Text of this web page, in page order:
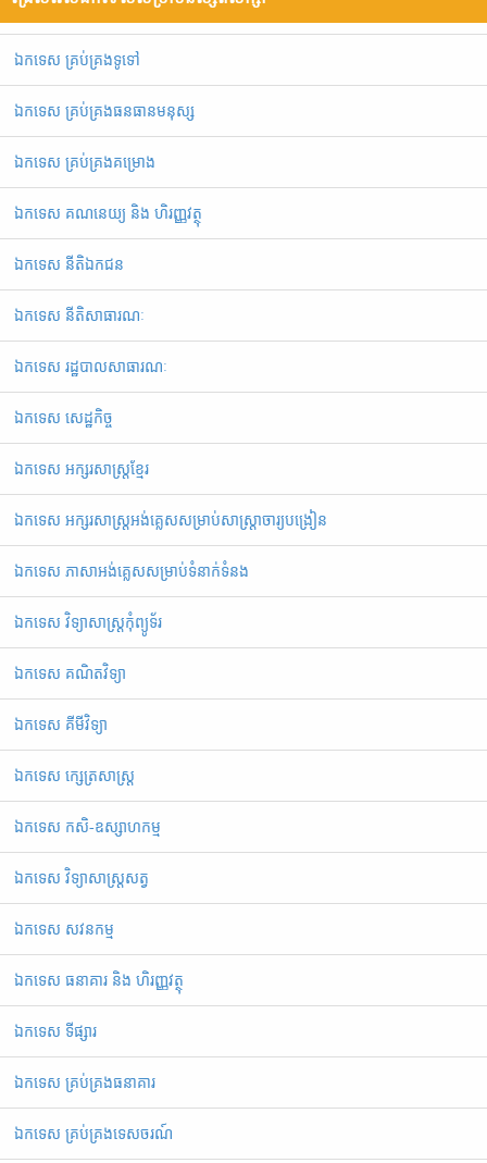
ឯ​ក​ទេស​ ​គ្រប់គ្រង​ទូទៅ
ឯកទេស គ្រប់គ្រងធនធានមនុស្ស
ឯកទេស គ្រប់គ្រងគម្រោង
ឯកទេស គណនេយ្យ និង ហិរញ្ញវត្ថុ
ឯកទេស នីតិឯកជន
ឯកទេស នីតិសាធារណៈ
ឯកទេស រដ្ឋបាលសាធារណៈ
ឯកទេស សេដ្ឋកិច្ច
ឯកទេស អក្សរសាស្ត្រខ្មែរ
ឯ​ក​ទេស​ ​អក្សរសាស្ត្រអង់គ្លេសសម្រាប់សាស្ត្រាចារ្យបង្រៀន
ឯកទេស ភាសាអង់គ្លេសសម្រាប់ទំនាក់ទំនង
ឯកទេស វិទ្យាសាស្រ្តកុំព្យូទ័រ
ឯកទេស គណិតវិទ្យា
ឯកទេស គីមីវិទ្យា
ឯកទេស ក្សេត្រសាស្ត្រ
ឯកទេស កសិ-ឧស្សាហកម្ម
ឯកទេស វិទ្យាសាស្ត្រសត្វ
ឯកទេស សវនកម្ម
ឯកទេស ធនាគារ និង ហិរញ្ញវត្ថុ
ឯកទេស ទីផ្សារ
ឯកទេស គ្រប់គ្រងធនាគារ
ឯកទេស គ្រប់គ្រងទេសចរណ៍